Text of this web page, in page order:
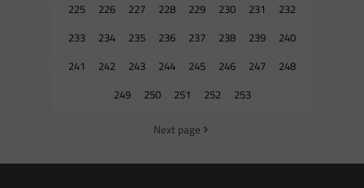
225
226 227 228 229 230 231
232
233
234 235 236 237 238 239
240
241
242 243 244 245 246 247
248
249
250 251 252 253
Next page